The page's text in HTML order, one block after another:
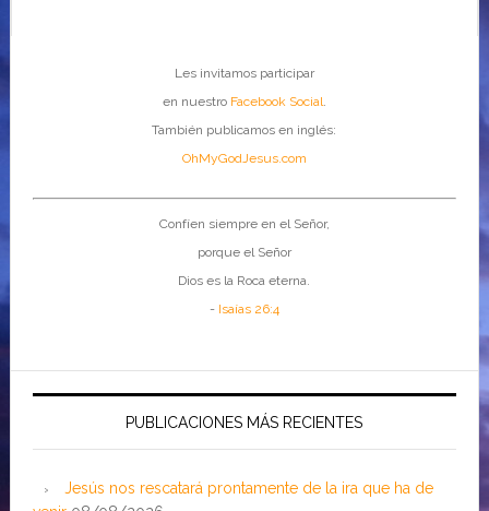
Les invitamos participar
en nuestro Facebook Social.
También publicamos en inglés:
OhMyGodJesus.com
Confíen siempre en el Señor,
porque el Señor
Dios es la Roca eterna.
- Isaías 26:4
PUBLICACIONES MÁS RECIENTES
Jesús nos rescatará prontamente de la ira que ha de